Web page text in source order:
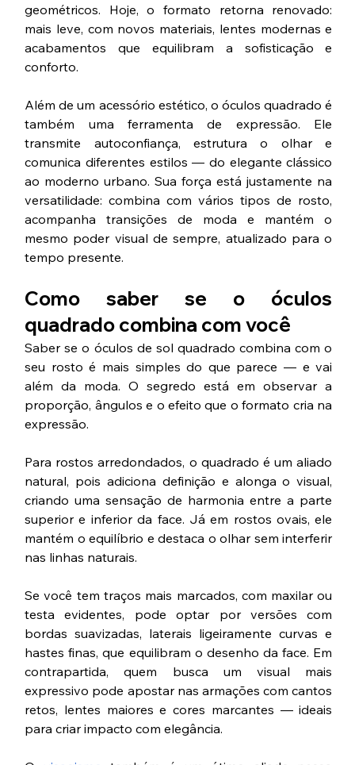
geométricos. Hoje, o formato retorna renovado:
mais leve, com novos materiais, lentes modernas e
acabamentos que equilibram a sofisticação e
conforto.
Além de um acessório estético, o óculos quadrado é
também uma ferramenta de expressão. Ele
transmite autoconfiança, estrutura o olhar e
comunica diferentes estilos — do elegante clássico
ao moderno urbano. Sua força está justamente na
versatilidade: combina com vários tipos de rosto,
acompanha transições de moda e mantém o
mesmo poder visual de sempre, atualizado para o
tempo presente.
Como saber se o óculos
quadrado combina com você
Saber se o óculos de sol quadrado combina com o
seu rosto é mais simples do que parece — e vai
além da moda. O segredo está em observar a
proporção, ângulos e o efeito que o formato cria na
expressão.
Para rostos arredondados, o quadrado é um aliado
natural, pois adiciona definição e alonga o visual,
criando uma sensação de harmonia entre a parte
superior e inferior da face. Já em rostos ovais, ele
mantém o equilíbrio e destaca o olhar sem interferir
nas linhas naturais.
Se você tem traços mais marcados, com maxilar ou
testa evidentes, pode optar por versões com
bordas suavizadas, laterais ligeiramente curvas e
hastes finas, que equilibram o desenho da face. Em
contrapartida, quem busca um visual mais
expressivo pode apostar nas armações com cantos
retos, lentes maiores e cores marcantes — ideais
para criar impacto com elegância.